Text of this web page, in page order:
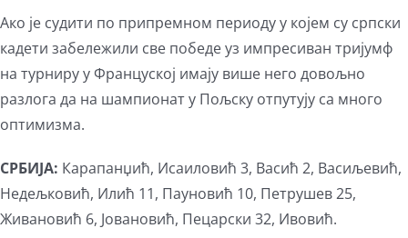
Ако је судити по припремном периоду у којем су српски
кадети забележили све победе уз импресиван тријумф
на турниру у Француској имају више него довољно
разлога да на шампионат у Пољску отпутују са много
оптимизма.
СРБИЈА: Карапанџић, Исаиловић 3, Васић 2, Васиљевић,
Недељковић, Илић 11, Пауновић 10, Петрушев 25,
Живановић 6, Јовановић, Пецарски 32, Ивовић.